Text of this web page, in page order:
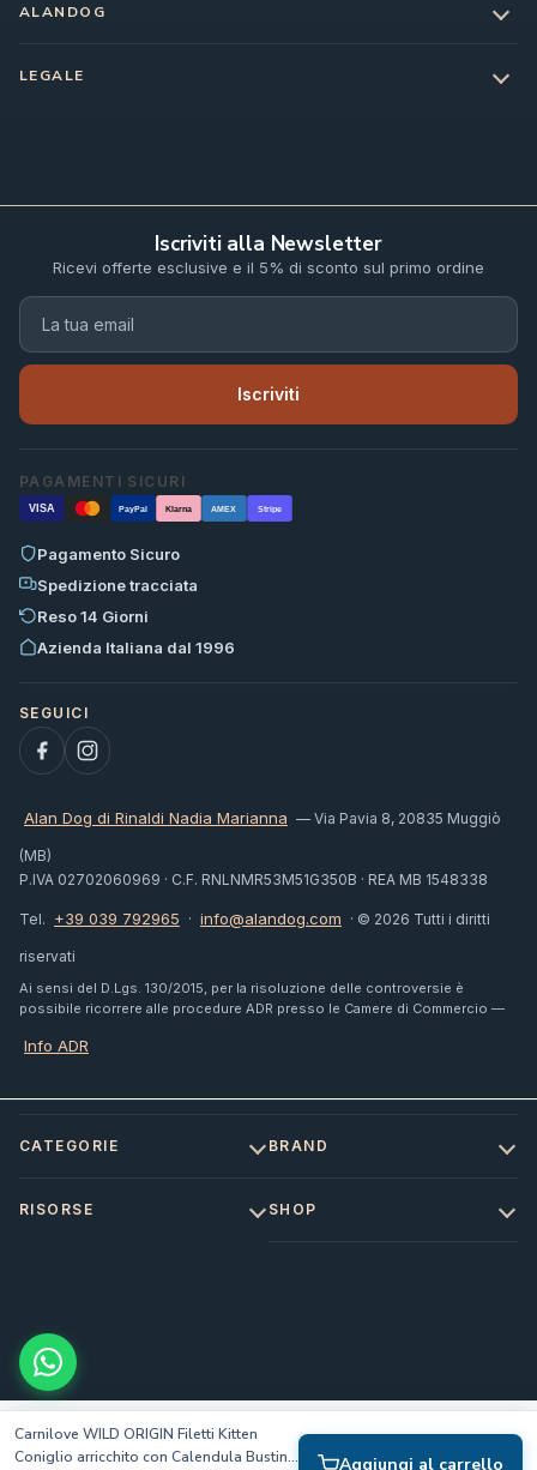
ALANDOG
LEGALE
Iscriviti alla Newsletter
Ricevi offerte esclusive e il 5% di sconto sul primo ordine
Iscriviti
PAGAMENTI SICURI
VISA PayPal Klarna AMEX Stripe
Pagamento Sicuro
Spedizione tracciata
Reso 14 Giorni
Azienda Italiana dal 1996
Alan Dog di Rinaldi Nadia Marianna — Via Pavia 8, 20835 Muggiò
(MB)
P.IVA 02702060969 · C.F. RNLNMR53M51G350B · REA MB 1548338
Tel. +39 039 792965 · info@alandog.com · © 2026 Tutti i diritti
riservati
Ai sensi del D.Lgs. 130/2015, per la risoluzione delle controversie è
possibile ricorrere alle procedure ADR presso le Camere di Commercio —
Info ADR
CATEGORIE BRAND
RISORSE SHOP
Carnilove WILD ORIGIN Filetti Kitten
Coniglio arricchito con Calendula Bustine
Aggiungi al carrello